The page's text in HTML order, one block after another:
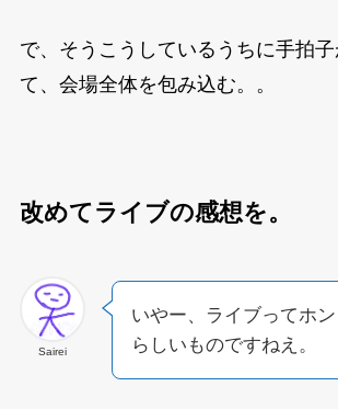
で、そうこうしているうちに手拍
て、会場全体を包み込む。。
改めてライブの感想を。
Sairei
いやー、ライブってホ
らしいものですねえ。